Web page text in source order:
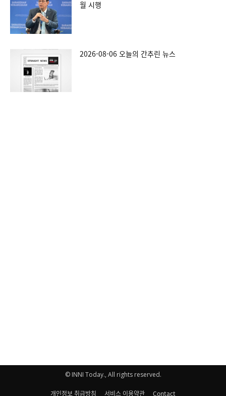
월 시행
2026-08-06 오늘의 간추린 뉴스
© INNI Today., All rights reserved.
개인정보 취급방침 서비스 이용약관 Contact